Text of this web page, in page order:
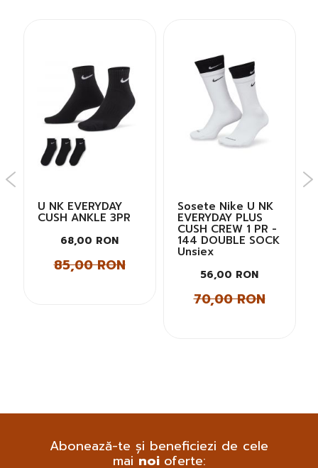
U NK EVERYDAY
CUSH ANKLE 3PR
68,00 RON
85,00 RON
Sosete Nike U NK
EVERYDAY PLUS
CUSH CREW 1 PR -
144 DOUBLE SOCK
Unsiex
56,00 RON
70,00 RON
Abonează-te și beneficiezi de cele
mai noi oferte: